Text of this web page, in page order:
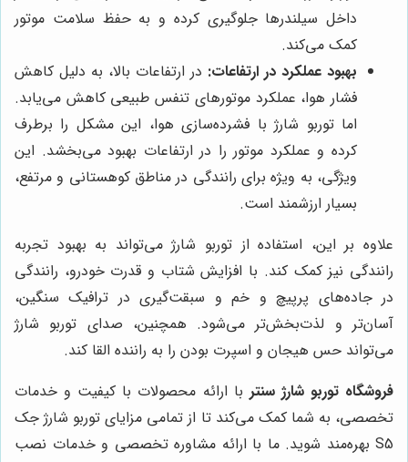
داخل سیلندرها جلوگیری کرده و به حفظ سلامت موتور
کمک می‌کند.
بهبود عملکرد در ارتفاعات: در ارتفاعات بالا، به دلیل کاهش
فشار هوا، عملکرد موتورهای تنفس طبیعی کاهش می‌یابد.
اما توربو شارژ با فشرده‌سازی هوا، این مشکل را برطرف
کرده و عملکرد موتور را در ارتفاعات بهبود می‌بخشد. این
ویژگی، به ویژه برای رانندگی در مناطق کوهستانی و مرتفع،
بسیار ارزشمند است.
علاوه بر این، استفاده از توربو شارژ می‌تواند به بهبود تجربه
رانندگی نیز کمک کند. با افزایش شتاب و قدرت خودرو، رانندگی
در جاده‌های پرپیچ و خم و سبقت‌گیری در ترافیک سنگین،
آسان‌تر و لذت‌بخش‌تر می‌شود. همچنین، صدای توربو شارژ
می‌تواند حس هیجان و اسپرت بودن را به راننده القا کند.
فروشگاه توربو شارژ سنتر با ارائه محصولات با کیفیت و خدمات
تخصصی، به شما کمک می‌کند تا از تمامی مزایای توربو شارژ جک
S5 بهره‌مند شوید. ما با ارائه مشاوره تخصصی و خدمات نصب